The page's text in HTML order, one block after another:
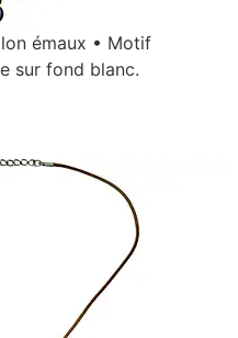
émaux • Motif
sur fond blanc.